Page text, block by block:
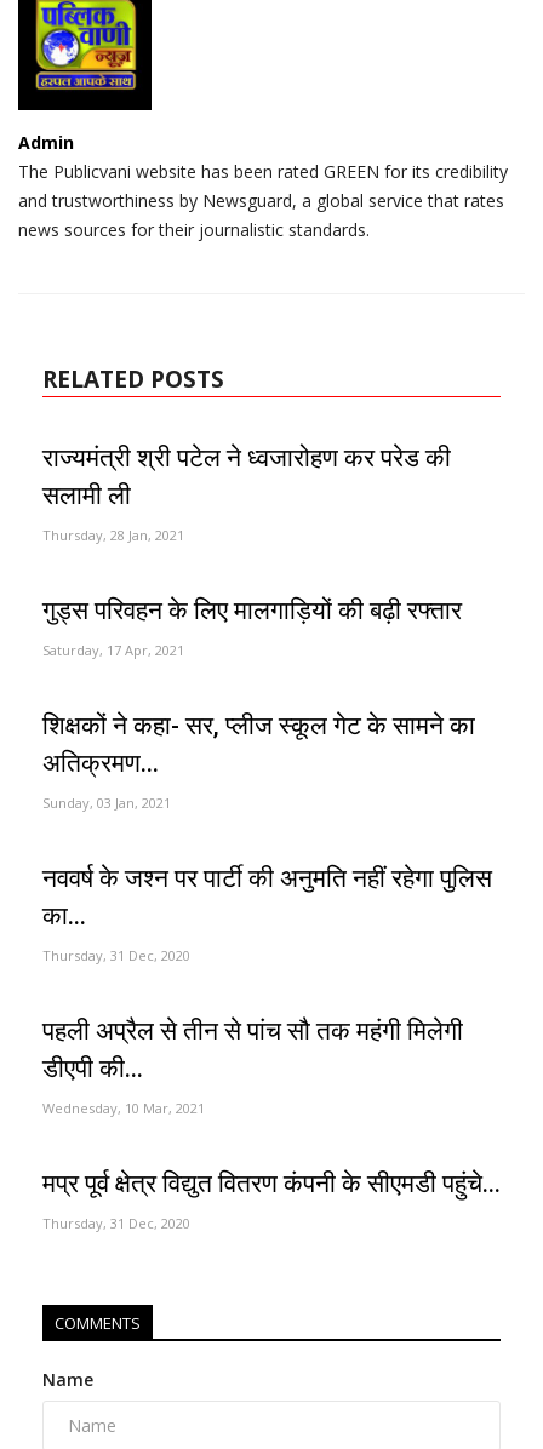
Admin
The Publicvani website has been rated GREEN for its credibility
and trustworthiness by Newsguard, a global service that rates
news sources for their journalistic standards.
RELATED POSTS
राज्यमंत्री श्री पटेल ने ध्वजारोहण कर परेड की
सलामी ली
Thursday, 28 Jan, 2021
गुड्स परिवहन के लिए मालगाड़ियों की बढ़ी रफ्तार
Saturday, 17 Apr, 2021
शिक्षकों ने कहा- सर, प्लीज स्कूल गेट के सामने का
अतिक्रमण...
Sunday, 03 Jan, 2021
नववर्ष के जश्न पर पार्टी की अनुमति नहीं रहेगा पुलिस
का...
Thursday, 31 Dec, 2020
पहली अप्रैल से तीन से पांच सौ तक महंगी मिलेगी
डीएपी की...
Wednesday, 10 Mar, 2021
मप्र पूर्व क्षेत्र विद्युत वितरण कंपनी के सीएमडी पहुंचे...
Thursday, 31 Dec, 2020
COMMENTS
Name